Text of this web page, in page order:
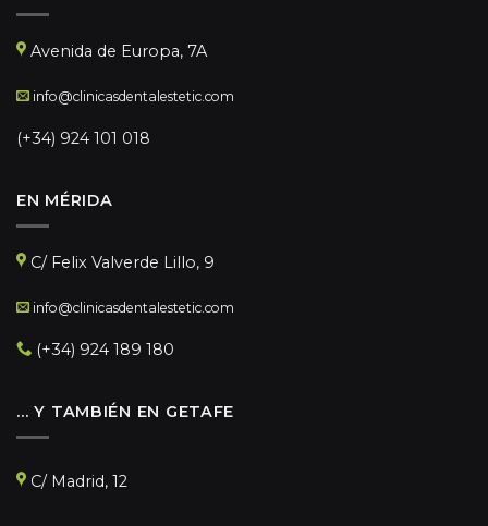
Avenida de Europa, 7A
info@clinicasdentalestetic.com
(+34) 924 101 018
EN MÉRIDA
C/ Felix Valverde Lillo, 9
info@clinicasdentalestetic.com
(+34) 924 189 180
… Y TAMBIÉN EN GETAFE
C/ Madrid, 12